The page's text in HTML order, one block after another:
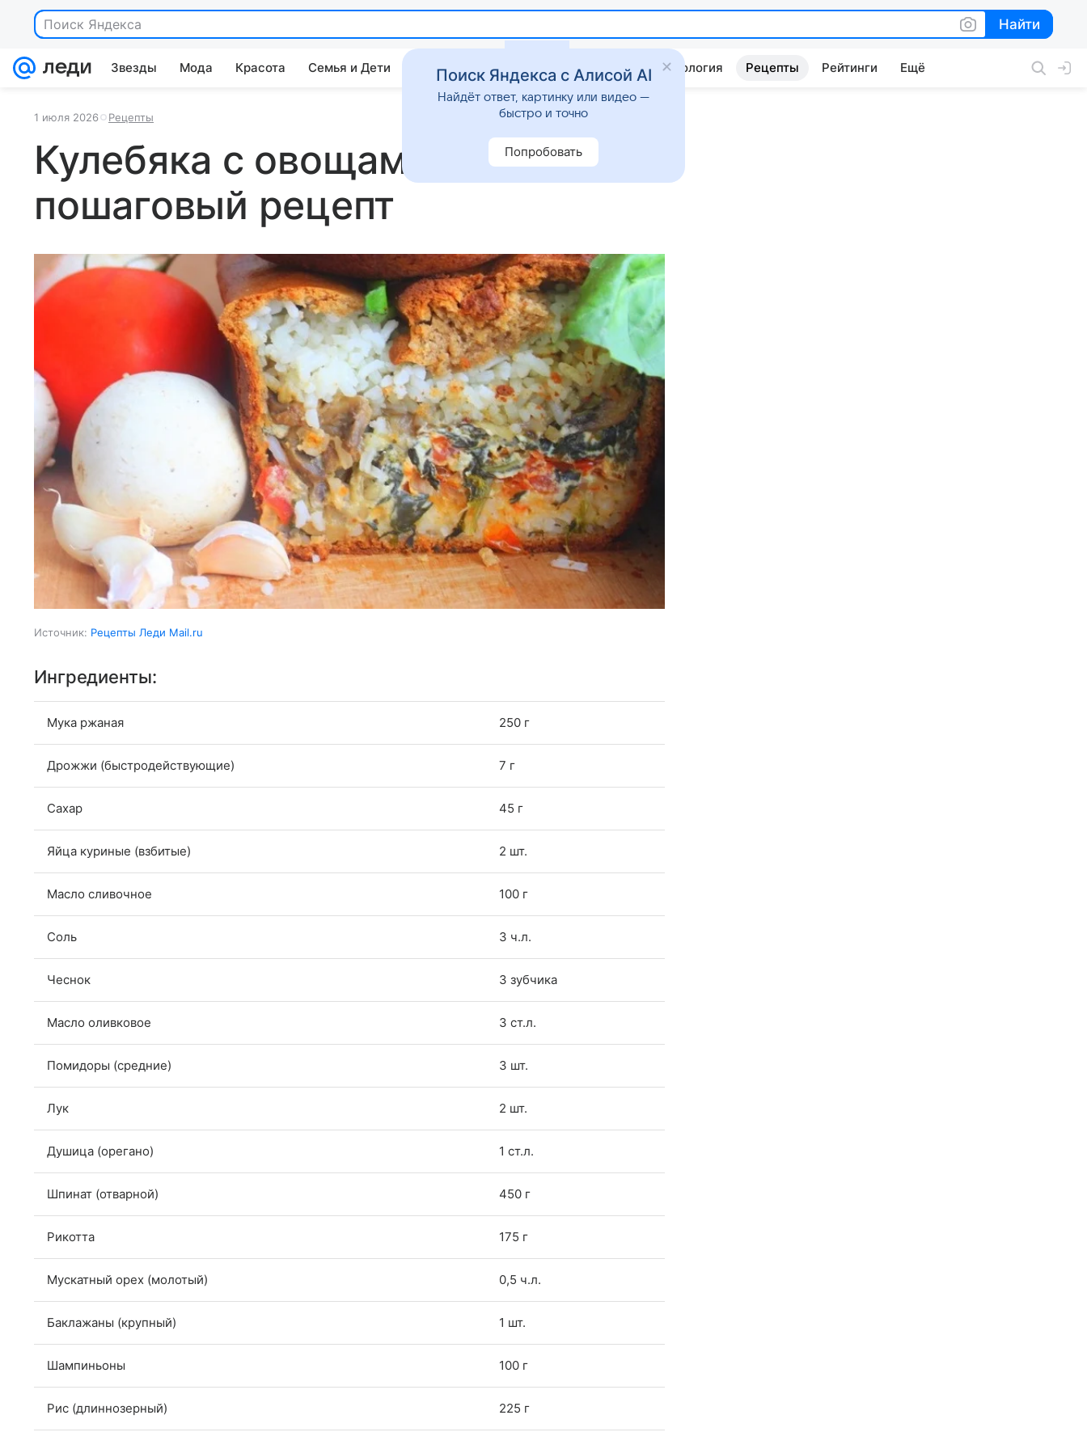
Поиск Яндекса Найти
Найти
Звезды Мода Красота Семья и Дети Дом Гороскопы Стиль жизни Психология Рецепты Рейтинги Ещё
1 июля 2026 Рецепты
Кулебяка с овощами:
пошаговый рецепт
Источник: Рецепты Леди Mail.ru
Ингредиенты:
Мука ржаная 250 г
Дрожжи (быстродействующие) 7 г
Сахар 45 г
Яйца куриные (взбитые) 2 шт.
Масло сливочное 100 г
Соль 3 ч.л.
Чеснок 3 зубчика
Масло оливковое 3 ст.л.
Помидоры (средние) 3 шт.
Лук 2 шт.
Душица (орегано) 1 ст.л.
Шпинат (отварной) 450 г
Рикотта 175 г
Мускатный орех (молотый) 0,5 ч.л.
Баклажаны (крупный) 1 шт.
Шампиньоны 100 г
Рис (длиннозерный) 225 г
Поиск Яндекса с Алисой AI
Найдёт ответ, картинку или видео —
быстро и точно
Попробовать